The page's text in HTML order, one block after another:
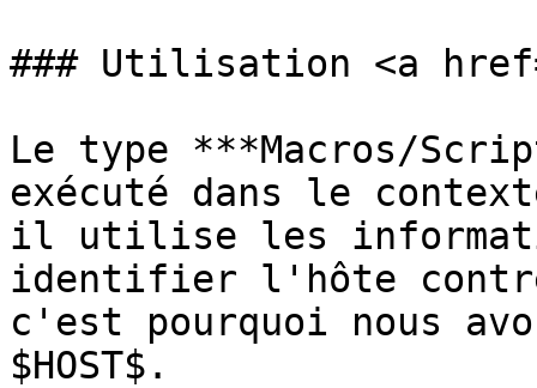
### Utilisation <a
Le type ***Macros/
exécuté dans le
il utilise les
identifier l'hôte
c'est pourquoi nous
$HOST$.